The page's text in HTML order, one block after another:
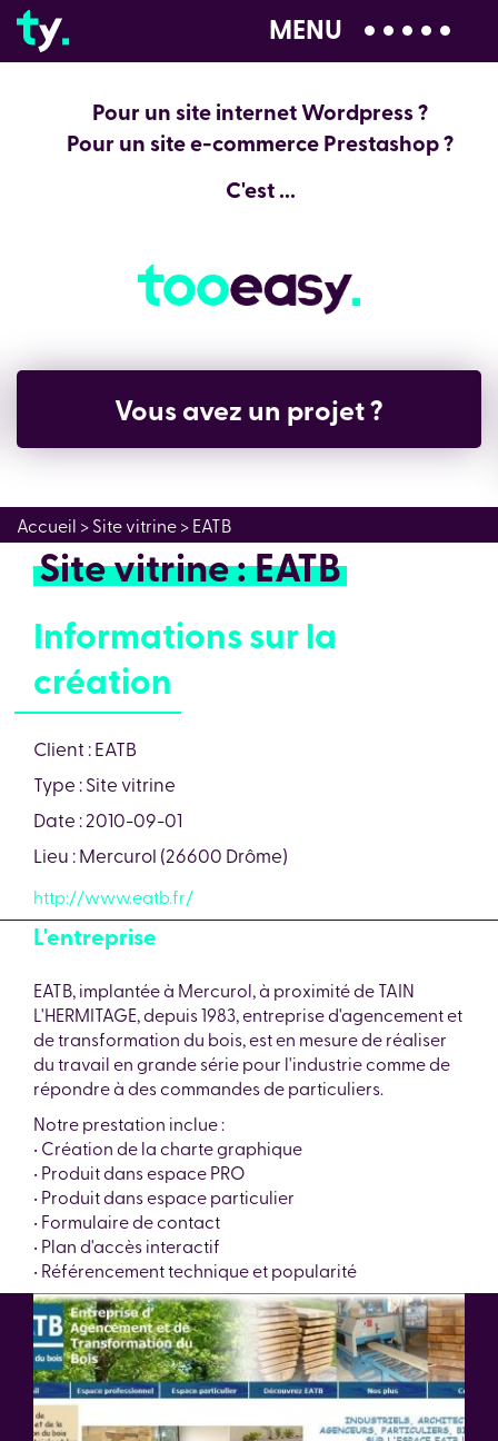
04 28 99 00 80
MENU
Pour un site internet Wordpress ?
Pour un site e-commerce Prestashop ?
C'est ...
Vous avez un projet ?
Accueil > Site vitrine > EATB
Site vitrine : EATB
Informations sur la
création
Client : EATB
Type : Site vitrine
Date : 2010-09-01
Lieu : Mercurol (26600 Drôme)
http://www.eatb.fr/
L'entreprise
EATB, implantée à Mercurol, à proximité de TAIN
L'HERMITAGE, depuis 1983, entreprise d'agencement et
de transformation du bois, est en mesure de réaliser
du travail en grande série pour l'industrie comme de
répondre à des commandes de particuliers.
Notre prestation inclue :
• Création de la charte graphique
• Produit dans espace PRO
• Produit dans espace particulier
• Formulaire de contact
• Plan d'accès interactif
• Référencement technique et popularité